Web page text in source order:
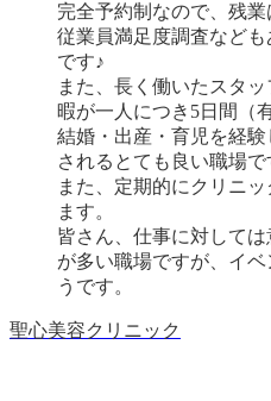
完全予約制なので、残業
従業員満足度調査など
です♪
また、長く働いたスタ
暇が一人につき5日間（
結婚・出産・育児を経
されるとても良い職場で
また、定期的にクリニ
ます。
皆さん、仕事に対して
が多い職場ですが、イ
うです。
聖心美容クリニック